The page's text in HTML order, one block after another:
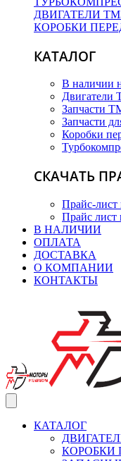
ДВИГАТЕЛИ
КОРОБКИ
КАТАЛОГ
В наличии
Двигатели
Запчасти
Запчасти
Коробки
СКАЧАТЬ
Прайс-
Прайс лист
В НАЛИЧИИ
ОПЛАТА
ДОСТАВКА
О КОМПАНИИ
КОНТАКТЫ
КАТАЛОГ
КОРОБКИ